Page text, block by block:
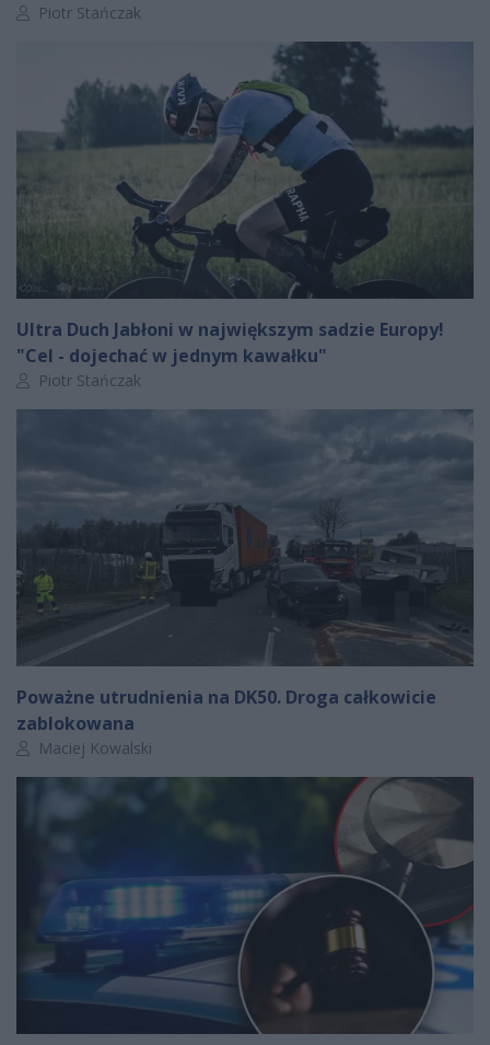
Autor artykułu:
Piotr Stańczak
Ultra Duch Jabłoni w największym sadzie Europy!
"Cel - dojechać w jednym kawałku"
Autor artykułu:
Piotr Stańczak
Poważne utrudnienia na DK50. Droga całkowicie
zablokowana
Autor artykułu:
Maciej Kowalski